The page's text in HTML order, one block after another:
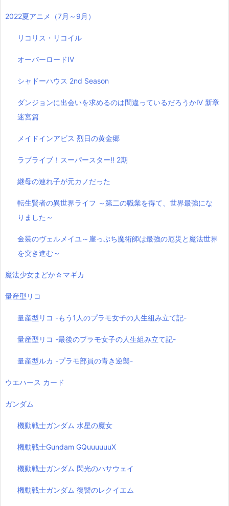
2022夏アニメ（7月～9月）
リコリス・リコイル
オーバーロードIV
シャドーハウス 2nd Season
ダンジョンに出会いを求めるのは間違っているだろうかⅣ 新章
迷宮篇
メイドインアビス 烈日の黄金郷
ラブライブ！スーパースター!! 2期
継母の連れ子が元カノだった
転生賢者の異世界ライフ ～第二の職業を得て、世界最強にな
りました～
金装のヴェルメイユ～崖っぷち魔術師は最強の厄災と魔法世界
を突き進む～
魔法少女まどか☆マギカ
量産型リコ
量産型リコ -もう1人のプラモ女子の人生組み立て記-
量産型リコ -最後のプラモ女子の人生組み立て記-
量産型ルカ -プラモ部員の青き逆襲-
ウエハース カード
ガンダム
機動戦士ガンダム 水星の魔女
機動戦士Gundam GQuuuuuuX
機動戦士ガンダム 閃光のハサウェイ
機動戦士ガンダム 復讐のレクイエム